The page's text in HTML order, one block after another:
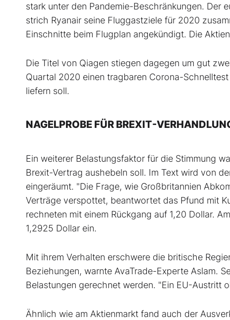
stark unter den Pandemie-Beschränkungen. Der
strich Ryanair seine Fluggastziele für 2020
Einschnitte beim Flugplan angekündigt. Die
Die Titel von Qiagen stiegen dagegen um gut
Quartal 2020 einen tragbaren Corona-
liefern soll.
NAGELPROBE FÜR BREXIT-
Ein weiterer Belastungsfaktor für die Stimmung
Brexit-Vertrag aushebeln soll. Im Text wird von
eingeräumt. "Die Frage, wie Großbritannien
Verträge verspottet, beantwortet das Pfund mit
rechneten mit einem Rückgang auf 1,20 Dollar.
1,2925 Dollar ein.
Mit ihrem Verhalten erschwere die britische
Beziehungen, warnte AvaTrade-Experte Aslam.
Belastungen gerechnet werden. "Ein EU-Austritt
Ähnlich wie am Aktienmarkt fand auch der